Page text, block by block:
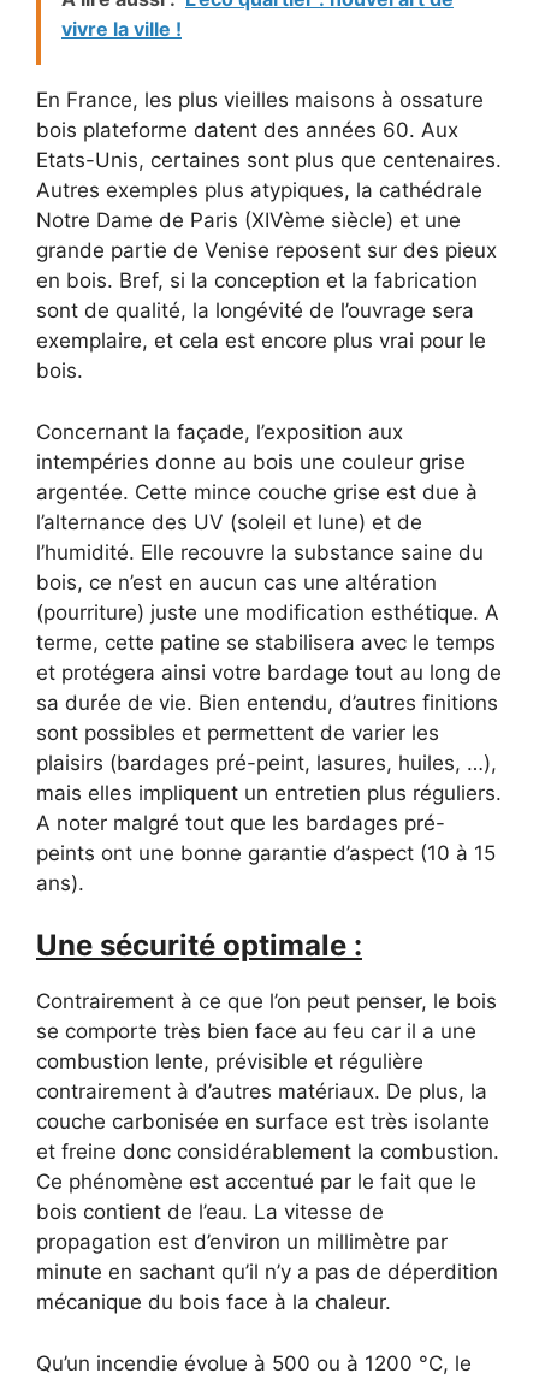
vivre la ville !
En France, les plus vieilles maisons à ossature
bois plateforme datent des années 60. Aux
Etats-Unis, certaines sont plus que centenaires.
Autres exemples plus atypiques, la cathédrale
Notre Dame de Paris (XIVème siècle) et une
grande partie de Venise reposent sur des pieux
en bois. Bref, si la conception et la fabrication
sont de qualité, la longévité de l’ouvrage sera
exemplaire, et cela est encore plus vrai pour le
bois.
Concernant la façade, l’exposition aux
intempéries donne au bois une couleur grise
argentée. Cette mince couche grise est due à
l’alternance des UV (soleil et lune) et de
l’humidité. Elle recouvre la substance saine du
bois, ce n’est en aucun cas une altération
(pourriture) juste une modification esthétique. A
terme, cette patine se stabilisera avec le temps
et protégera ainsi votre bardage tout au long de
sa durée de vie. Bien entendu, d’autres finitions
sont possibles et permettent de varier les
plaisirs (bardages pré-peint, lasures, huiles, …),
mais elles impliquent un entretien plus réguliers.
A noter malgré tout que les bardages pré-
peints ont une bonne garantie d’aspect (10 à 15
ans).
Une sécurité optimale :
Contrairement à ce que l’on peut penser, le bois
se comporte très bien face au feu car il a une
combustion lente, prévisible et régulière
contrairement à d’autres matériaux. De plus, la
couche carbonisée en surface est très isolante
et freine donc considérablement la combustion.
Ce phénomène est accentué par le fait que le
bois contient de l’eau. La vitesse de
propagation est d’environ un millimètre par
minute en sachant qu’il n’y a pas de déperdition
mécanique du bois face à la chaleur.
Qu’un incendie évolue à 500 ou à 1200 °C, le